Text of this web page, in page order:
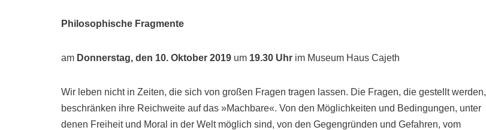
Philosophische Fragmente
am Donnerstag, den 10. Oktober 2019 um 19.30 Uhr im Museum Haus Cajeth
Wir leben nicht in Zeiten, die sich von großen Fragen tragen lassen. Die Fragen, die gestellt werden,
beschränken ihre Reichweite auf das »Machbare«. Von den Möglichkeiten und Bedingungen, unter
denen Freiheit und Moral in der Welt möglich sind, von den Gegengründen und Gefahren, vom